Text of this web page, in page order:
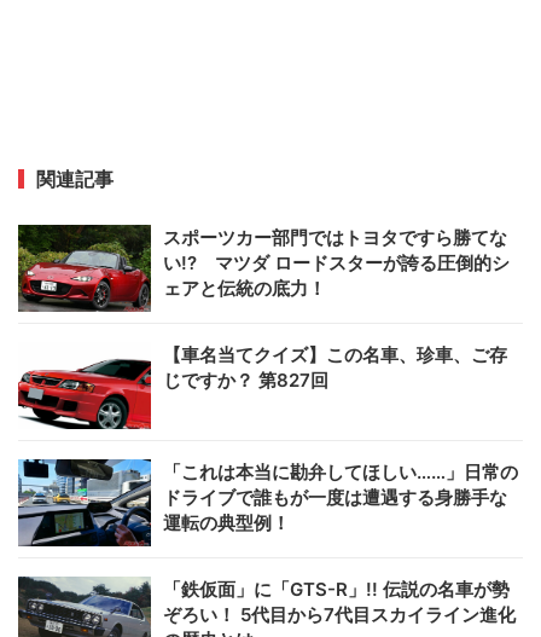
関連記事
スポーツカー部門ではトヨタですら勝てな
い!? マツダ ロードスターが誇る圧倒的シ
ェアと伝統の底力！
【車名当てクイズ】この名車、珍車、ご存
じですか？ 第827回
「これは本当に勘弁してほしい……」日常の
ドライブで誰もが一度は遭遇する身勝手な
運転の典型例！
「鉄仮面」に「GTS-R」!! 伝説の名車が勢
ぞろい！ 5代目から7代目スカイライン進化